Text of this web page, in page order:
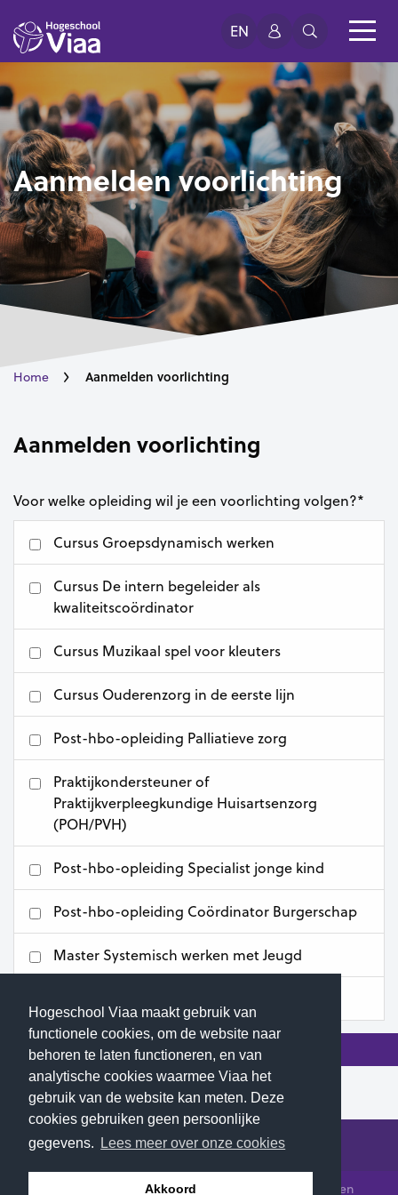
Hogeschool Viaa maakt gebruik van
functionele cookies, om de website naar
behoren te laten functioneren, en van
analytische cookies waarmee Viaa het
gebruik van de website kan meten. Deze
cookies gebruiken geen persoonlijke
gegevens.
Lees meer over onze cookies
Akkoord
EN
Aanmelden voorlichting
Home Aanmelden voorlichting
Aanmelden voorlichting
Voor welke opleiding wil je een voorlichting volgen?*
Cursus Groepsdynamisch werken
Cursus De intern begeleider als
kwaliteitscoördinator
Cursus Muzikaal spel voor kleuters
Cursus Ouderenzorg in de eerste lijn
Post-hbo-opleiding Palliatieve zorg
Praktijkondersteuner of
Praktijkverpleegkundige Huisartsenzorg
(POH/PVH)
Post-hbo-opleiding Specialist jonge kind
Post-hbo-opleiding Coördinator Burgerschap
Master Systemisch werken met Jeugd
© 2026 Hogeschool Viaa - Alle rechten voorbehouden